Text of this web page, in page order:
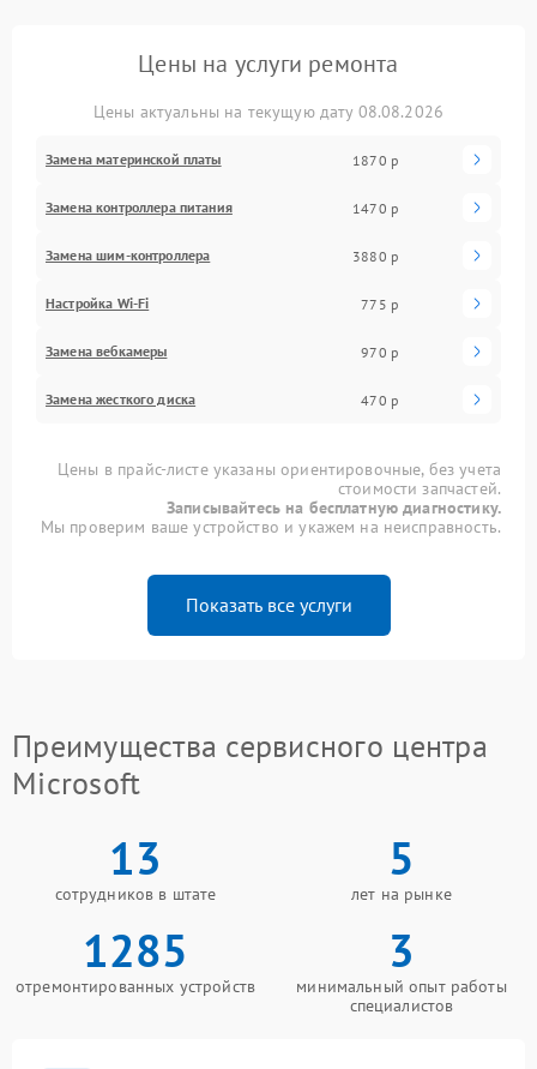
Цены на услуги ремонта
Цены актуальны на текущую дату 08.08.2026
Замена материнской платы 1870 р
Замена контроллера питания 1470 р
Замена шим-контроллера 3880 р
Настройка Wi-Fi 775 р
Замена вебкамеры 970 р
Замена жесткого диска 470 р
Цены в прайс-листе указаны ориентировочные, без учета
стоимости запчастей.
Записывайтесь на бесплатную диагностику.
Мы проверим ваше устройство и укажем на неисправность.
Показать все услуги
Преимущества сервисного центра
Microsoft
13
сотрудников в штате
5
лет на рынке
1285
отремонтированных устройств
3
минимальный опыт работы
специалистов